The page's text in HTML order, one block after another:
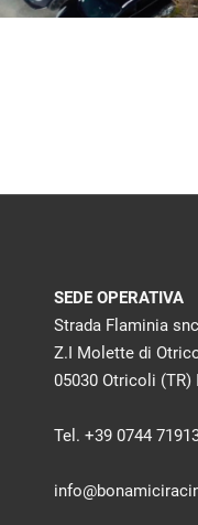
SEDE OPERATIVA
Strada Flaminia snc
Z.I Molette di
05030 Otricoli (TR)
Tel. +39 0744